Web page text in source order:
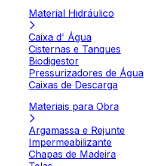
Material Hidráulico
Caixa d' Água
Cisternas e Tanques
Biodigestor
Pressurizadores de Água
Caixas de Descarga
Materiais para Obra
Argamassa e Rejunte
Impermeabilizante
Chapas de Madeira